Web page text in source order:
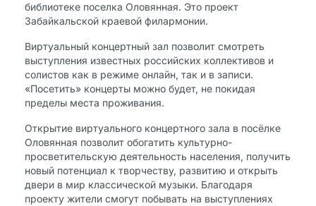
библиотеке поселка Оловянная. Это проект
Забайкальской краевой филармонии.
Виртуальный концертный зал позволит смотреть
выступления известных российских коллективов и
солистов как в режиме онлайн, так и в записи.
«Посетить» концерты можно будет, не покидая
пределы места проживания.
Открытие виртуального концертного зала в посёлке
Оловянная позволит обогатить культурно-
просветительскую деятельность населения, получить
новый потенциал к творчеству, развитию и открыть
двери в мир классической музыки. Благодаря
проекту жители смогут побывать на выступлениях